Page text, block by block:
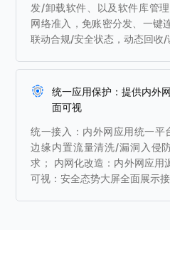
发/卸载软件、以及软件库管
网络准入，免账密分发、一键
联动合规/安全状态，动态回收/
统一应用保护：提供内外
面可视
统一接入：内外网应用统一平
边缘内置流量清洗/漏洞入侵
求； 内网化改造：内外网应用
可视：安全态势大屏全面展示